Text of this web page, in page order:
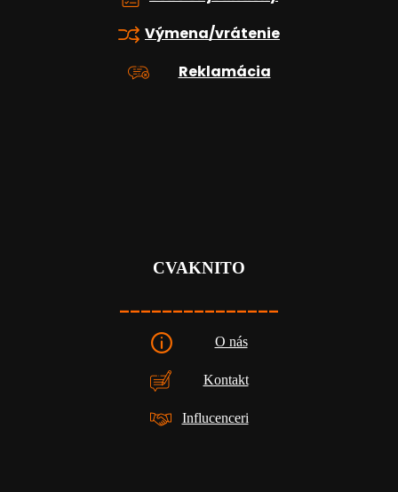
Výmena/vrátenie
Reklamácia
CVAKNITO
_______________
O nás
Kontakt
Influcenceri